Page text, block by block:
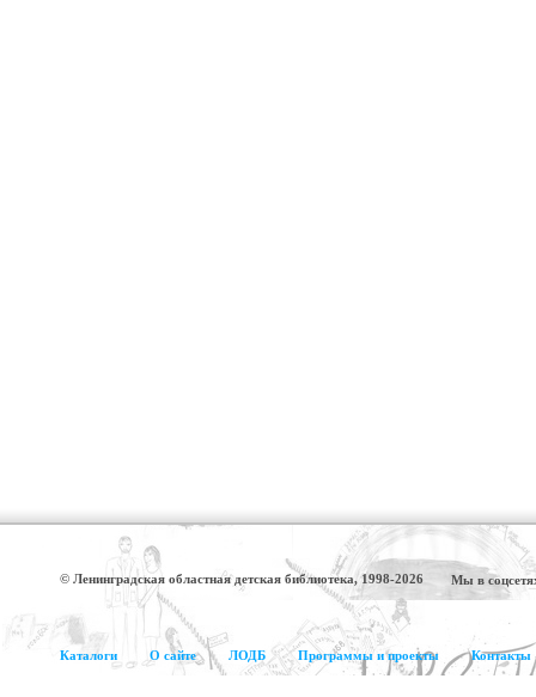
© Ленинградская областная детская библиотека, 1998-2026 Мы в
Каталоги О сайте ЛОДБ Программы и проекты Контакты